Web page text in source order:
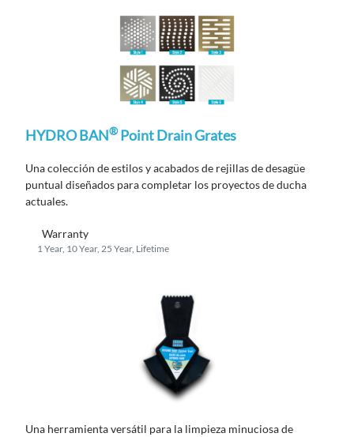
HYDRO BAN®Point Drain Grates
Unacolección de estilos y acabados de rejillas de desagüe
puntual diseñados para completar los proyectos de ducha
actuales.
Warranty
1 Year, 10 Year, 25 Year, Lifetime
Una herramienta versátil para la limpieza minuciosa de